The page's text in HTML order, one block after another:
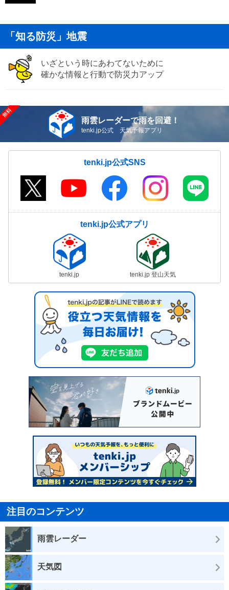
「知る防災」地震
いざという時にあわてないために
確かな情報と行動で防災力アップ
雨雲レーダーで雨を回避！
tenki.jp公式 天気予報アプリ
tenki.jp公式SNS
tenki.jp公式アプリ
tenki.jp tenki.jp 登山天気
注目のコンテンツ
雨雲レーダー
天気図